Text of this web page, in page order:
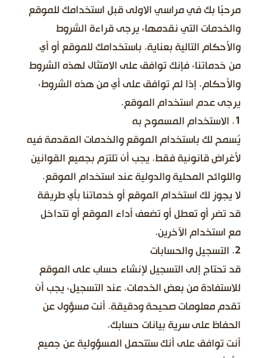
مرحبًا بك في مراسي الاولى قبل استخدامك للموقع
والخدمات التي نقدمها، يرجى قراءة الشروط
والأحكام التالية بعناية. باستخدامك للموقع أو أي
من خدماتنا، فإنك توافق على الامتثال لهذه الشروط
والأحكام. إذا لم توافق على أي من هذه الشروط،
يرجى عدم استخدام الموقع.
1. الاستخدام المسموح به
يُسمح لك باستخدام الموقع والخدمات المقدمة فيه
لأغراض قانونية فقط. يجب أن تلتزم بجميع القوانين
واللوائح المحلية والدولية عند استخدام الموقع.
لا يجوز لك استخدام الموقع أو خدماتنا بأي طريقة
قد تضر أو تعطل أو تضعف أداء الموقع أو تتداخل
مع استخدام الآخرين.
2. التسجيل والحسابات
قد تحتاج إلى التسجيل لإنشاء حساب على الموقع
للاستفادة من بعض الخدمات. عند التسجيل، يجب أن
تقدم معلومات صحيحة ودقيقة. أنت مسؤول عن
الحفاظ على سرية بيانات حسابك.
أنت توافق على أنك ستتحمل المسؤولية عن جميع